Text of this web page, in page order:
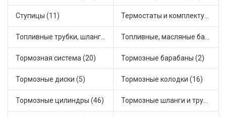
Ступицы (11) Термостаты и комплектующие системы охлаждения (48)
Топливные трубки, шланги, магистрали и рампы (2) Топливные, масляные баки (1)
Тормозная система (20) Тормозные барабаны (2)
Тормозные диски (5) Тормозные колодки (16)
Тормозные цилиндры (46) Тормозные шланги и трубки (5)